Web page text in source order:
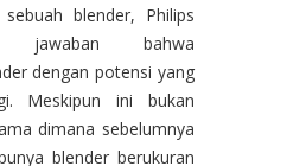
blender, Philips
jawaban bahwa
dengan potensi yang
Meskipun ini bukan
dimana sebelumnya
blender berukuran